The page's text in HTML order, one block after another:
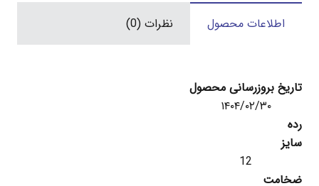
عدد
اطلاعات محصول نظرات (0)
تاریخ بروزرسانی محصول
۱۴۰۴/۰۲/۳۰
رده
سایز
12
ضخامت